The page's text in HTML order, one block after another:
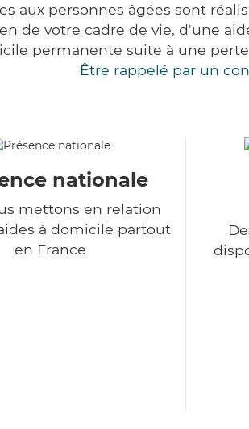
aux personnes âgées sont
de votre cadre de vie, d'une
permanente suite à une
Être rappelé par un
nationale
mettons en relation
à domicile partout
en France